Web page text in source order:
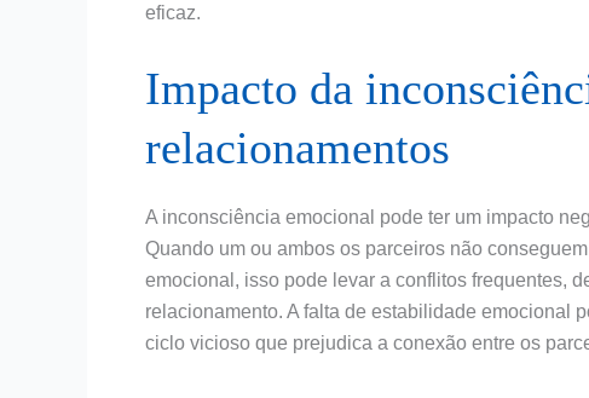
eficaz.
Impacto da
relacionamentos
A inconsciência emocional pode ter um impacto
Quando um ou ambos os parceiros não
emocional, isso pode levar a conflitos frequentes,
relacionamento. A falta de estabilidade emocional
ciclo vicioso que prejudica a conexão entre os